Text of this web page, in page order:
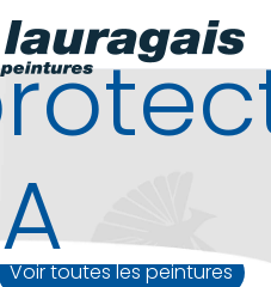
Voir toutes les peintures